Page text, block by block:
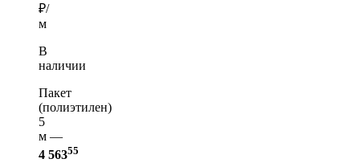
₽/
м
В
наличии
Пакет
(полиэтилен)
5
м —
4 56355